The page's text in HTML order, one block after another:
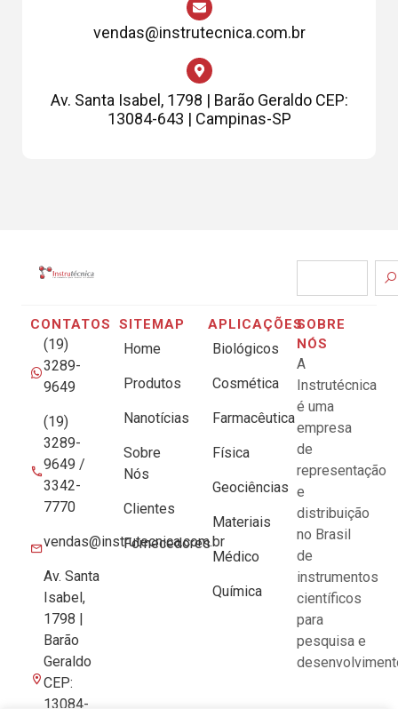
vendas@instrutecnica.com.br
Av. Santa Isabel, 1798 | Barão Geraldo CEP:
13084-643 | Campinas-SP
CONTATOS
(19)
3289-
9649
(19)
3289-
9649 /
3342-
7770
vendas@instrutecnica.com.br
Av. Santa
Isabel,
1798 |
Barão
Geraldo
CEP:
13084-
SITEMAP
Home
Produtos
Nanotícias
Sobre
Nós
Clientes
Fornecedores
APLICAÇÕES
Biológicos
Cosmética
Farmacêutica
Física
Geociências
Materiais
Médico
Química
SOBRE
NÓS
A
Instrutécnica
é uma
empresa
de
representação
e
distribuição
no Brasil
de
instrumentos
científicos
para
pesquisa e